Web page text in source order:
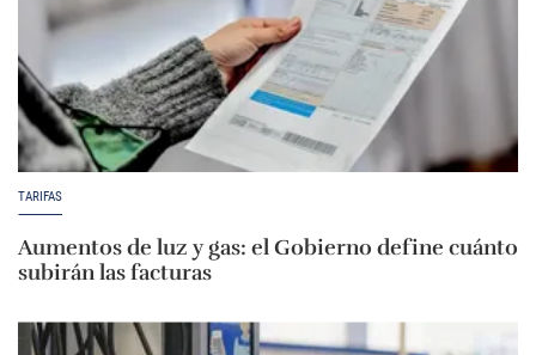
TARIFAS
Aumentos de luz y gas: el Gobierno define cuánto
subirán las facturas